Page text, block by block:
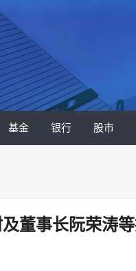
基金 银行 股市
董事长阮荣涛